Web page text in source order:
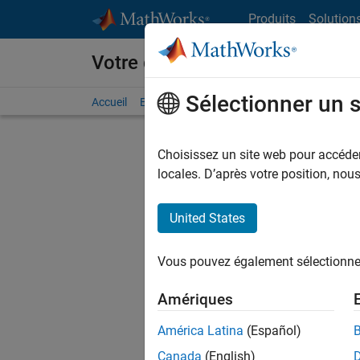
Produits
Votre carrière chez MathWorks
Accueil Explorer nos opportunités Adresses de
FILTRER
d'offre
Les
Sélectionner un
Choisissez un site web pour
locales. D’après votre position,
United States
Vous pouvez également
Amériques
América Latina (Español)
Canada (English)